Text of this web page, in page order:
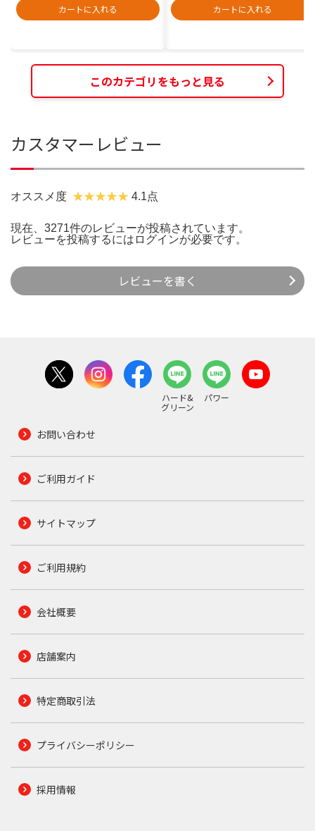
カートに入れる
カートに入れる
このカテゴリをもっと見る
カスタマーレビュー
オススメ度 4.1点
現在、3271件のレビューが投稿されています。
レビューを投稿するには ログインが必要です。
レビューを書く
ハード&
グリーン
パワー
お問い合わせ
ご利用ガイド
サイトマップ
ご利用規約
会社概要
店舗案内
特定商取引法
プライバシーポリシー
採用情報